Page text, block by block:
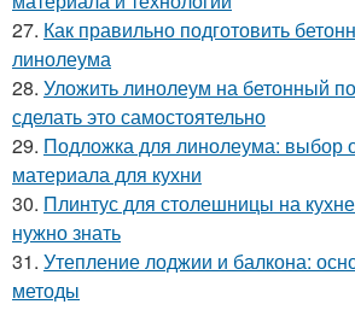
27. Как правильно подготовить
линолеума
28. Уложить линолеум на бетонный
сделать это самостоятельно
29. Подложка для линолеума: выбор
материала для кухни
30. Плинтус для столешницы на
нужно знать
31. Утепление лоджии и балкона:
методы